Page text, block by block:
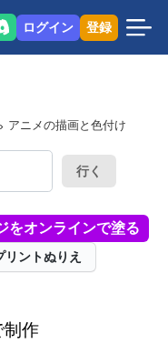
ログイン 登録
アニメの描画と色付け
行く
をオンラインで塗る
リントぬりえ
制作